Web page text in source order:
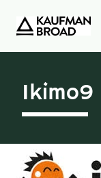
Ikimo9